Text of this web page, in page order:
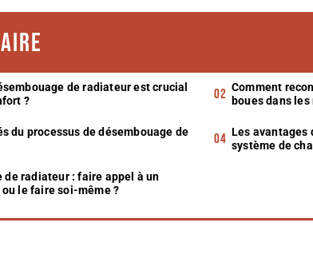
de radiateur est crucial
?
Comment
boues dans
du processus de désembouage de
Les avantages
système de
de radiateur : faire appel à un
le faire soi-même ?